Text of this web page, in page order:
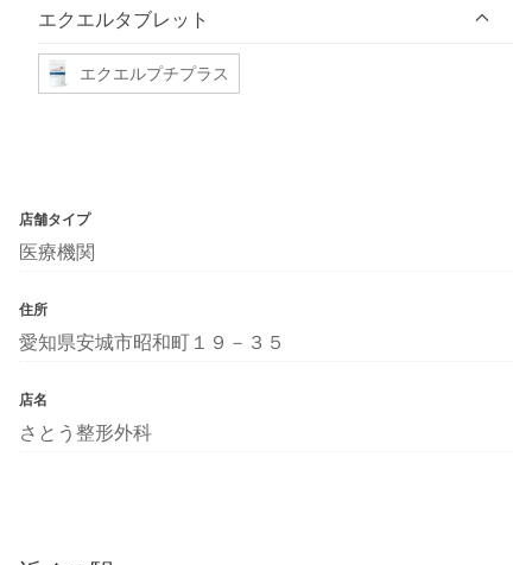
エクエルタブレット
エクエルプチプラス
店舗タイプ
医療機関
住所
愛知県安城市昭和町１９－３５
店名
さとう整形外科